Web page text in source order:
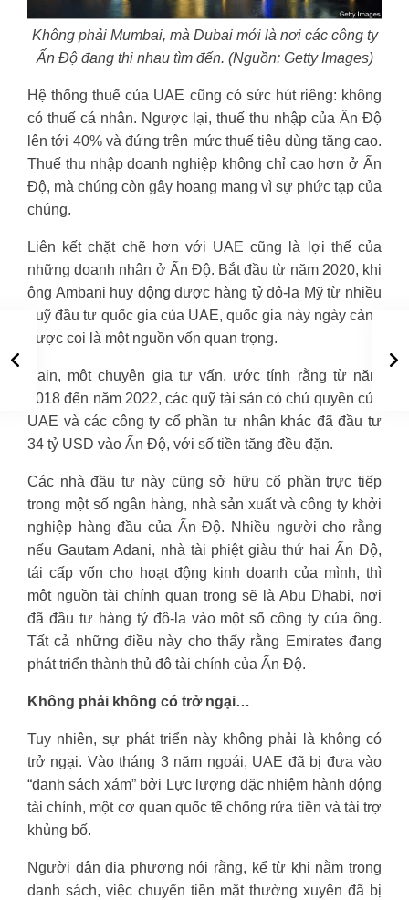
Không phải Mumbai, mà Dubai mới là nơi các công ty
Ấn Độ đang thi nhau tìm đến. (Nguồn: Getty Images)
Hệ thống thuế của UAE cũng có sức hút riêng: không
có thuế cá nhân. Ngược lại, thuế thu nhập của Ấn Độ
lên tới 40% và đứng trên mức thuế tiêu dùng tăng cao.
Thuế thu nhập doanh nghiệp không chỉ cao hơn ở Ấn
Độ, mà chúng còn gây hoang mang vì sự phức tạp của
chúng.
Liên kết chặt chẽ hơn với UAE cũng là lợi thế của
những doanh nhân ở Ấn Độ. Bắt đầu từ năm 2020, khi
ông Ambani huy động được hàng tỷ đô-la Mỹ từ nhiều
quỹ đầu tư quốc gia của UAE, quốc gia này ngày càng
được coi là một nguồn vốn quan trọng.
Bain, một chuyên gia tư vấn, ước tính rằng từ năm
2018 đến năm 2022, các quỹ tài sản có chủ quyền của
UAE và các công ty cổ phần tư nhân khác đã đầu tư
34 tỷ USD vào Ấn Độ, với số tiền tăng đều đặn.
Các nhà đầu tư này cũng sở hữu cổ phần trực tiếp
trong một số ngân hàng, nhà sản xuất và công ty khởi
nghiệp hàng đầu của Ấn Độ. Nhiều người cho rằng
nếu Gautam Adani, nhà tài phiệt giàu thứ hai Ấn Độ,
tái cấp vốn cho hoạt động kinh doanh của mình, thì
một nguồn tài chính quan trọng sẽ là Abu Dhabi, nơi
đã đầu tư hàng tỷ đô-la vào một số công ty của ông.
Tất cả những điều này cho thấy rằng Emirates đang
phát triển thành thủ đô tài chính của Ấn Độ.
Không phải không có trở ngại…
Tuy nhiên, sự phát triển này không phải là không có
trở ngại. Vào tháng 3 năm ngoái, UAE đã bị đưa vào
“danh sách xám” bởi Lực lượng đặc nhiệm hành động
tài chính, một cơ quan quốc tế chống rửa tiền và tài trợ
khủng bố.
Người dân địa phương nói rằng, kể từ khi nằm trong
danh sách, việc chuyển tiền mặt thường xuyên đã bị